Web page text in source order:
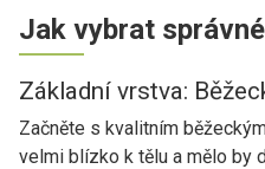
Jak vybrat
Základní vrstva:
Začněte s kvalitním
velmi blízko k tělu a mělo by